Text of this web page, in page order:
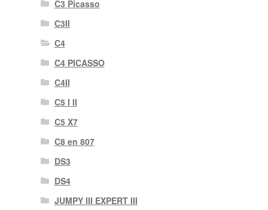
C3 Picasso
C3II
C4
C4 PICASSO
C4II
C5 I II
C5 X7
C8 en 807
DS3
DS4
JUMPY III EXPERT III